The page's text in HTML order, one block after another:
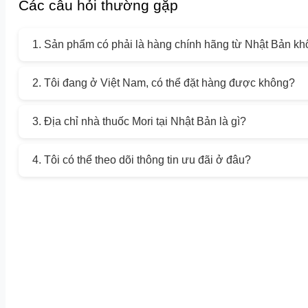
Các câu hỏi thường gặp
1. Sản phẩm có phải là hàng chính hãng từ Nhật Bản
2. Tôi đang ở Việt Nam, có thể đặt hàng được không?
3. Địa chỉ nhà thuốc Mori tại Nhật Bản là gì?
4. Tôi có thể theo dõi thông tin ưu đãi ở đâu?